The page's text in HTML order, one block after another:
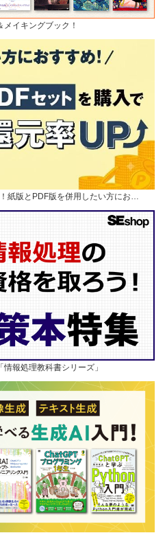
イキングブック！
紙版とPDF版を併用したい方にお…
報処理教科書シリーズ」